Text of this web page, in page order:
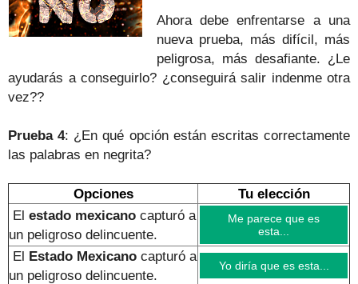
Ahora debe enfrentarse a una
nueva prueba, más difícil, más
peligrosa, más desafiante. ¿Le
ayudarás a conseguirlo? ¿conseguirá salir indenme otra
vez??
Prueba 4: ¿En qué opción están escritas correctamente
las palabras en negrita?
Opciones
Tu elección
El estado mexicano capturó a
un peligroso delincuente.
Me parece que es
esta...
El Estado Mexicano capturó a
un peligroso delincuente.
Yo diría que es esta...